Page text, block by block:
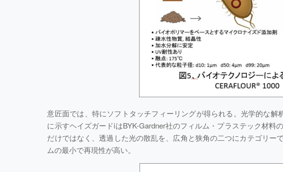
意匠面では、特にソフトタッチフィーリングが得られる。光学的な
に示すヘイズガードiはBYK-Gardner社のフィルム・プラステック材料
だけではなく、透過した光の散乱を、広角と狭角の二つにカテゴリー
ムの最小で再現性が高い。